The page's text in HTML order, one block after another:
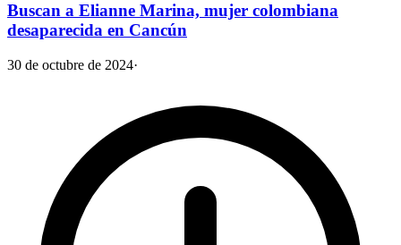
Buscan a Elianne Marina, mujer colombiana
desaparecida en Cancún
30 de octubre de 2024·